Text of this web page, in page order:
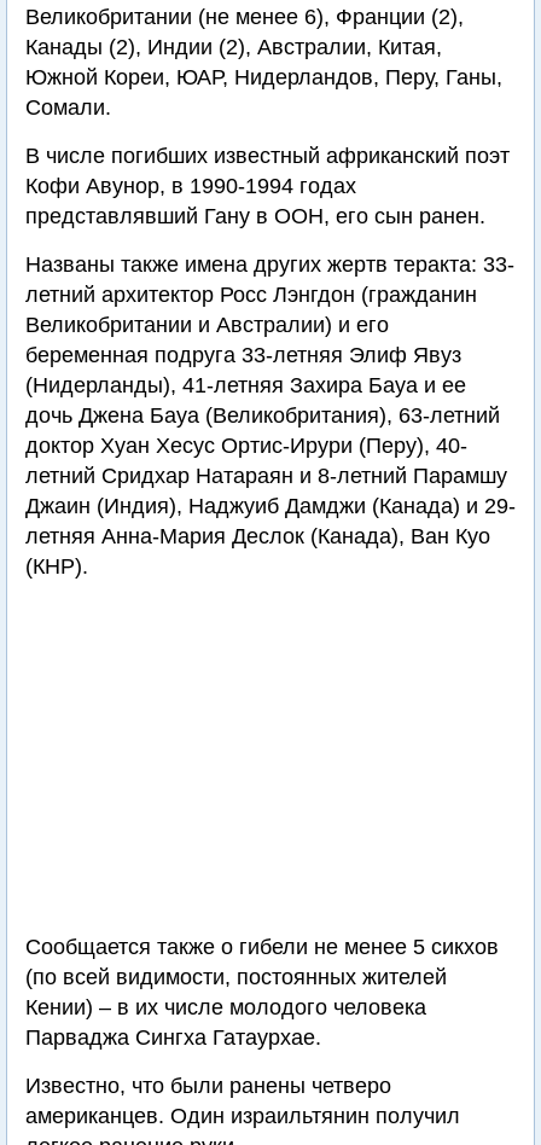
Великобритании (не менее 6), Франции (2),
Канады (2), Индии (2), Австралии, Китая,
Южной Кореи, ЮАР, Нидерландов, Перу, Ганы,
Сомали.
В числе погибших известный африканский поэт
Кофи Авунор, в 1990-1994 годах
представлявший Гану в ООН, его сын ранен.
Названы также имена других жертв теракта: 33-
летний архитектор Росс Лэнгдон (гражданин
Великобритании и Австралии) и его
беременная подруга 33-летняя Элиф Явуз
(Нидерланды), 41-летняя Захира Бауа и ее
дочь Джена Бауа (Великобритания), 63-летний
доктор Хуан Хесус Ортис-Ирури (Перу), 40-
летний Сридхар Натараян и 8-летний Парамшу
Джаин (Индия), Наджуиб Дамджи (Канада) и 29-
летняя Анна-Мария Деслок (Канада), Ван Куо
(КНР).
Сообщается также о гибели не менее 5 сикхов
(по всей видимости, постоянных жителей
Кении) – в их числе молодого человека
Парваджа Сингха Гатаурхае.
Известно, что были ранены четверо
американцев. Один израильтянин получил